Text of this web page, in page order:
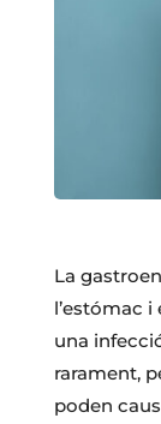
La
l’estómac
una
rarament,
poden